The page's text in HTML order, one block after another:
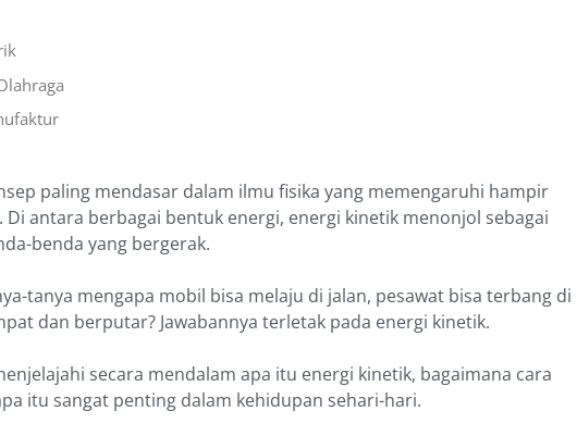
paling mendasar dalam ilmu fisika yang memengaruhi hampir
Di antara berbagai bentuk energi, energi kinetik menonjol sebagai
benda yang bergerak.
tanya mengapa mobil bisa melaju di jalan, pesawat bisa terbang di
dan berputar? Jawabannya terletak pada energi kinetik.
secara mendalam apa itu energi kinetik, bagaimana cara
itu sangat penting dalam kehidupan sehari-hari.